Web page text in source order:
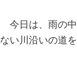
今日は、雨の
ない川沿いの道